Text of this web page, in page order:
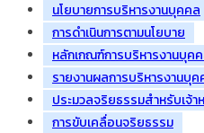
นโยบายการบริหารงานบุคคล
การดำเนินการตามนโยบาย
หลักเกณฑ์การบริหารงานบุค
รายงานผลการบริหารงานบุค
ประมวลจริยธรรมสำหรับเจ้า
การขับเคลื่อนจริยธรรม